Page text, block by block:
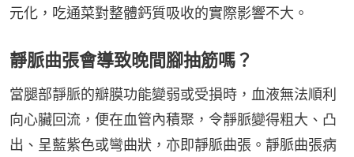
元化，吃通菜對整體鈣質吸收的實際影響不大。
靜脈曲張會導致晚間腳抽筋嗎？
當腿部靜脈的瓣膜功能變弱或受損時，血液無法順利
向心臟回流，便在血管內積聚，令靜脈變得粗大、凸
出、呈藍紫色或彎曲狀，亦即靜脈曲張。靜脈曲張病